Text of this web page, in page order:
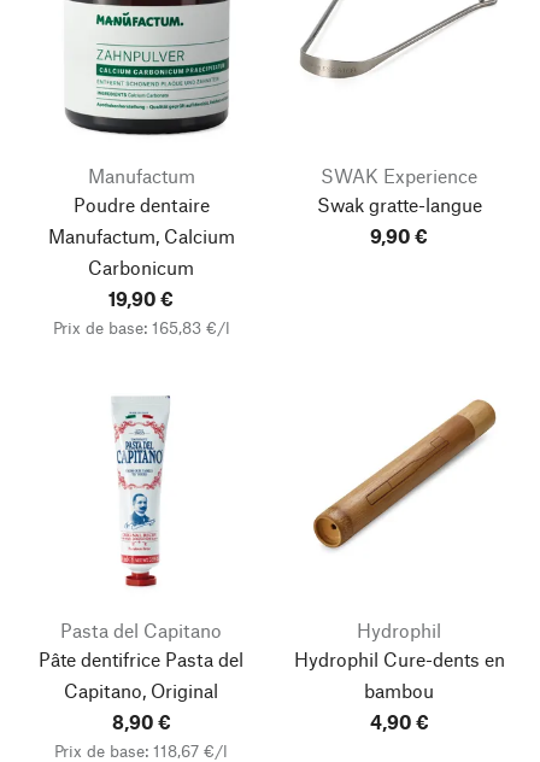
Manufactum
Poudre dentaire
Manufactum, Calcium
Carbonicum
19,90 €
Prix de base: 165,83 €/l
SWAK Experience
Swak gratte-langue
9,90 €
Pasta del Capitano
Pâte dentifrice Pasta del
Capitano, Original
8,90 €
Prix de base: 118,67 €/l
Hydrophil
Hydrophil Cure-dents en
bambou
4,90 €